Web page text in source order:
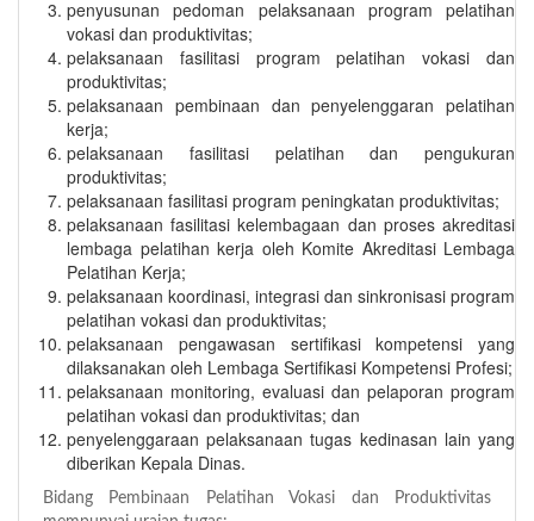
penyusunan pedoman pelaksanaan program pelatihan
vokasi dan produktivitas;
pelaksanaan fasilitasi program pelatihan vokasi dan
produktivitas;
pelaksanaan pembinaan dan penyelenggaran pelatihan
kerja;
pelaksanaan fasilitasi pelatihan dan pengukuran
produktivitas;
pelaksanaan fasilitasi program peningkatan produktivitas;
pelaksanaan fasilitasi kelembagaan dan proses akreditasi
lembaga pelatihan kerja oleh Komite Akreditasi Lembaga
Pelatihan Kerja;
pelaksanaan koordinasi, integrasi dan sinkronisasi program
pelatihan vokasi dan produktivitas;
pelaksanaan pengawasan sertifikasi kompetensi yang
dilaksanakan oleh Lembaga Sertifikasi Kompetensi Profesi;
pelaksanaan monitoring, evaluasi dan pelaporan program
pelatihan vokasi dan produktivitas; dan
penyelenggaraan pelaksanaan tugas kedinasan lain yang
diberikan Kepala Dinas.
Bidang Pembinaan Pelatihan Vokasi dan Produktivitas